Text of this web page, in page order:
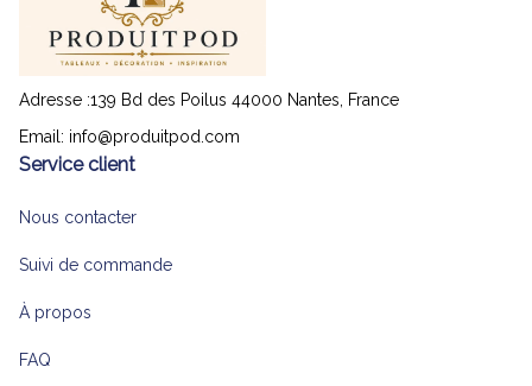
Adresse :139 Bd des Poilus 44000 Nantes, France
Email: info@produitpod.com
Service client
Nous contacter
Suivi de commande
À propos
FAQ